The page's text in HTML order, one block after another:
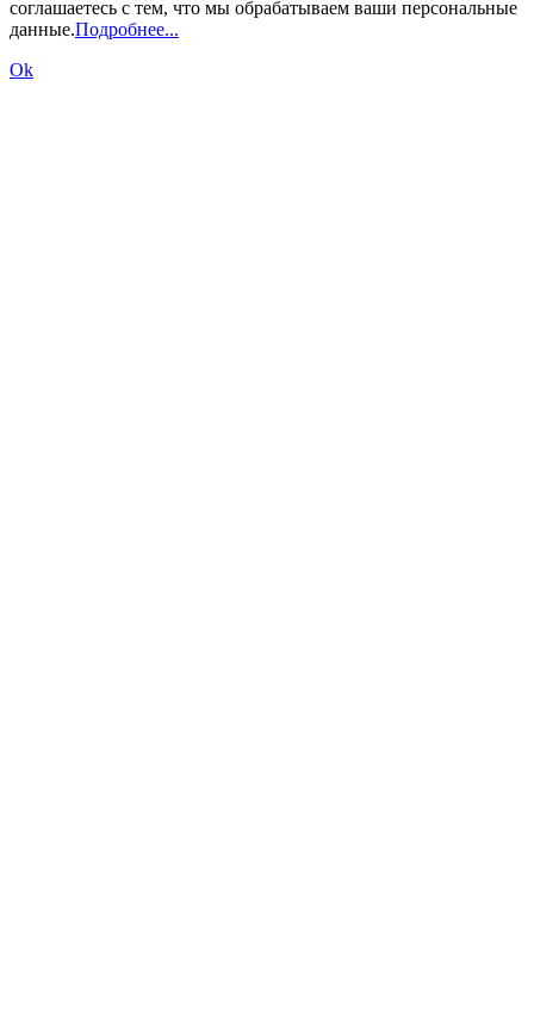
соглашаетесь с тем, что мы обрабатываем ваши персональные
данные.Подробнее...
Ok